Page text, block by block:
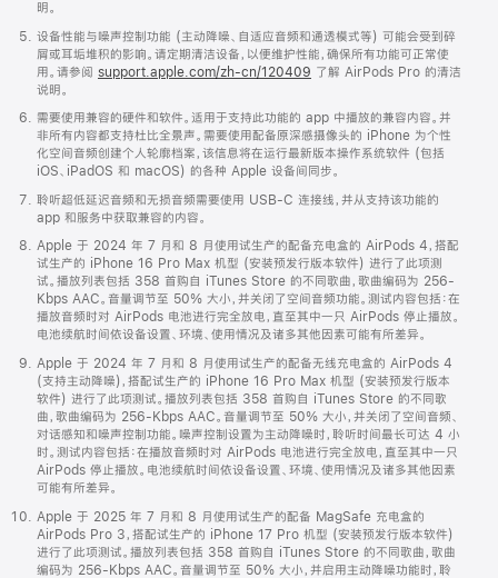
明。
设备性能与噪声控制功能 (主动降噪、自适应音频和通透模式等) 可能会受到碎
屑或耳垢堆积的影响。请定期清洁设备，以便维护性能，确保所有功能可正常使
用。请参阅 support.apple.com/zh-cn/120409 了解 AirPods Pro 的清洁
说明。
需要使用兼容的硬件和软件。适用于支持此功能的 app 中播放的兼容内容。并
非所有内容都支持杜比全景声。需要使用配备原深感摄像头的 iPhone 为个性
化空间音频创建个人轮廓档案，该信息将在运行最新版本操作系统软件 (包括
iOS、iPadOS 和 macOS) 的各种 Apple 设备间同步。
聆听超低延迟音频和无损音频需要使用 USB-C 连接线，并从支持该功能的
app 和服务中获取兼容的内容。
Apple 于 2024 年 7 月和 8 月使用试生产的配备充电盒的 AirPods 4，搭配
试生产的 iPhone 16 Pro Max 机型 (安装预发行版本软件) 进行了此项测
试。播放列表包括 358 首购自 iTunes Store 的不同歌曲，歌曲编码为 256-
Kbps AAC。音量调节至 50% 大小，并关闭了空间音频功能。测试内容包括：在
播放音频时对 AirPods 电池进行完全放电，直至其中一只 AirPods 停止播放。
电池续航时间依设备设置、环境、使用情况及诸多其他因素可能有所差异。
Apple 于 2024 年 7 月和 8 月使用试生产的配备无线充电盒的 AirPods 4
(支持主动降噪)，搭配试生产的 iPhone 16 Pro Max 机型 (安装预发行版本
软件) 进行了此项测试。播放列表包括 358 首购自 iTunes Store 的不同歌
曲，歌曲编码为 256-Kbps AAC。音量调节至 50% 大小，并关闭了空间音频、
对话感知和噪声控制功能。噪声控制设置为主动降噪时，聆听时间最长可达 4 小
时。测试内容包括：在播放音频时对 AirPods 电池进行完全放电，直至其中一只
AirPods 停止播放。电池续航时间依设备设置、环境、使用情况及诸多其他因素
可能有所差异。
Apple 于 2025 年 7 月和 8 月使用试生产的配备 MagSafe 充电盒的
AirPods Pro 3，搭配试生产的 iPhone 17 Pro 机型 (安装预发行版本软件)
进行了此项测试。播放列表包括 358 首购自 iTunes Store 的不同歌曲，歌曲
编码为 256-Kbps AAC。音量调节至 50% 大小，并启用主动降噪功能时，聆